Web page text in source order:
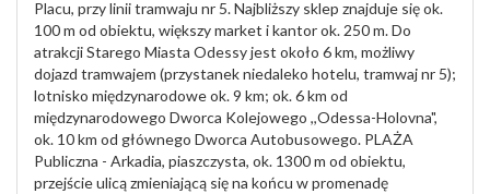
Placu, przy linii tramwaju nr 5. Najbliższy sklep znajduje się ok.
100 m od obiektu, większy market i kantor ok. 250 m. Do
atrakcji Starego Miasta Odessy jest około 6 km, możliwy
dojazd tramwajem (przystanek niedaleko hotelu, tramwaj nr 5);
lotnisko międzynarodowe ok. 9 km; ok. 6 km od
międzynarodowego Dworca Kolejowego ,,Odessa-Holovna",
ok. 10 km od głównego Dworca Autobusowego. PLAŻA
Publiczna - Arkadia, piaszczysta, ok. 1300 m od obiektu,
przejście ulicą zmieniającą się na końcu w promenadę